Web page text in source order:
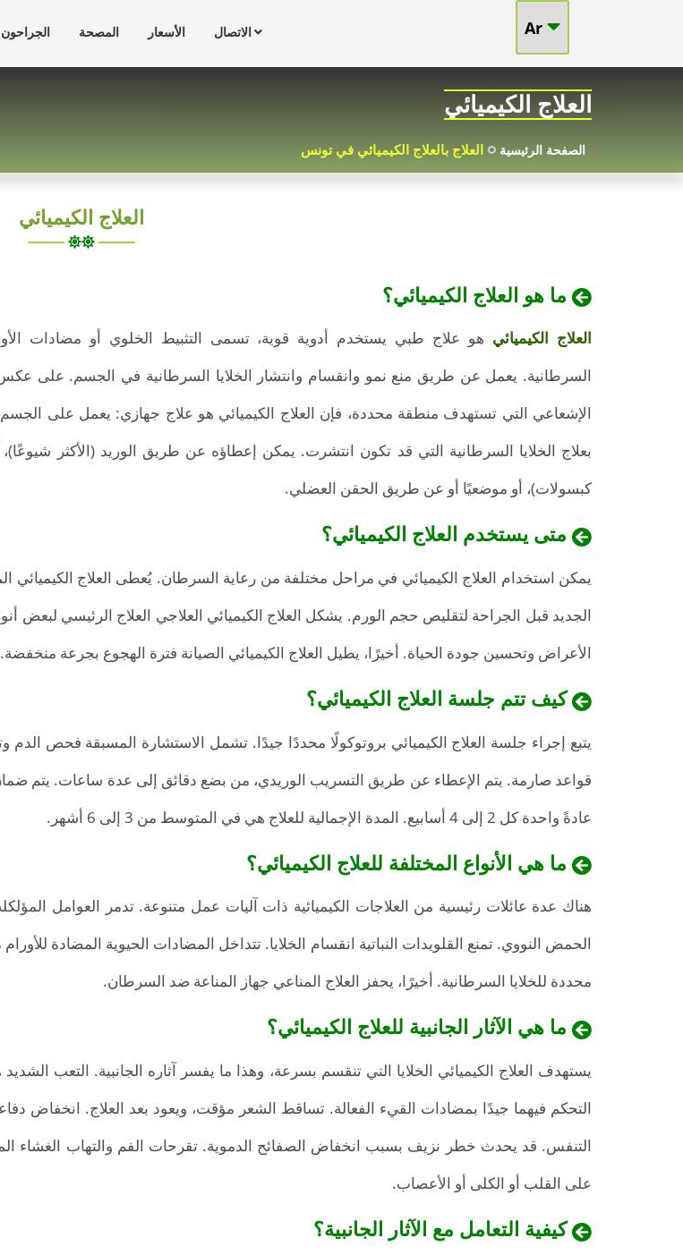
الكيميائي
تونس
السرطان
Ar الجراحون المصحة الأسعار الاتصال
العلاج الكيميائي
الصفحة الرئيسية العلاج بالعلاج الكيميائي في تونس
العلاج الكيميائي
05-
الكيميائي
تونس
بأسعار
جذابة
-
السرطان
بالعلاج
الكيميائي
بأسعار
تنافسية.
فريقنا
من
الأورام
الخبرة،
من
رعاية
شاملة
وشخصية
المعايير
ما هو العلاج الكيميائي؟
العلاج الكيميائي هو علاج طبي يستخدم أدوية قوية، تسمى التثبيط الخلوي أو مضادات
السرطانية. يعمل عن طريق منع نمو وانقسام وانتشار الخلايا السرطانية في الجسم. على عكس
الإشعاعي التي تستهدف منطقة محددة، فإن العلاج الكيميائي هو علاج جهازي: يعمل على
بعلاج الخلايا السرطانية التي قد تكون انتشرت. يمكن إعطاؤه عن طريق الوريد (الأكثر
كبسولات)، أو موضعيًا أو عن طريق الحقن العضلي.
متى يستخدم العلاج الكيميائي؟
يمكن استخدام العلاج الكيميائي في مراحل مختلفة من رعاية السرطان. يُعطى العلاج الكيميائي
الجديد قبل الجراحة لتقليص حجم الورم. يشكل العلاج الكيميائي العلاجي العلاج الرئيسي لبعض
الأعراض وتحسين جودة الحياة. أخيرًا، يطيل العلاج الكيميائي الصيانة فترة الهجوع بجرعة منخفضة.
كيف تتم جلسة العلاج الكيميائي؟
يتبع إجراء جلسة العلاج الكيميائي بروتوكولًا محددًا جيدًا. تشمل الاستشارة المسبقة فحص
قواعد صارمة. يتم الإعطاء عن طريق التسريب الوريدي، من بضع دقائق إلى عدة ساعات. يتم ضمان
عادةً واحدة كل 2 إلى 4 أسابيع. المدة الإجمالية للعلاج هي في المتوسط من 3 إلى 6 أشهر.
ما هي الأنواع المختلفة للعلاج الكيميائي؟
هناك عدة عائلات رئيسية من العلاجات الكيميائية ذات آليات عمل متنوعة. تدمر العوامل
الحمض النووي. تمنع القلويدات النباتية انقسام الخلايا. تتداخل المضادات الحيوية المضادة
محددة للخلايا السرطانية. أخيرًا، يحفز العلاج المناعي جهاز المناعة ضد السرطان.
ما هي الآثار الجانبية للعلاج الكيميائي؟
يستهدف العلاج الكيميائي الخلايا التي تنقسم بسرعة، وهذا ما يفسر آثاره الجانبية. التعب
التحكم فيهما جيدًا بمضادات القيء الفعالة. تساقط الشعر مؤقت، ويعود بعد العلاج. انخفاض
التنفس. قد يحدث خطر نزيف بسبب انخفاض الصفائح الدموية. تقرحات الفم والتهاب الغشاء
على القلب أو الكلى أو الأعصاب.
كيفية التعامل مع الآثار الجانبية؟